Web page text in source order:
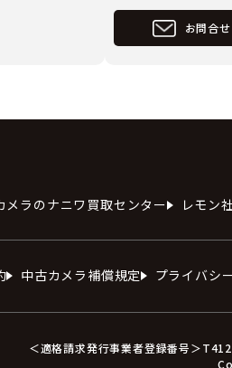
お問合
メラのナニワ買取センター レモン
中古カメラ補償規定 プライバシ
＜適格請求発行事業者登録番号＞